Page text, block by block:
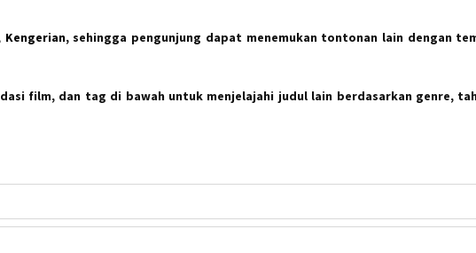
Kengerian, sehingga pengunjung dapat menemukan tontonan lain dengan
film, dan tag di bawah untuk menjelajahi judul lain berdasarkan genre,